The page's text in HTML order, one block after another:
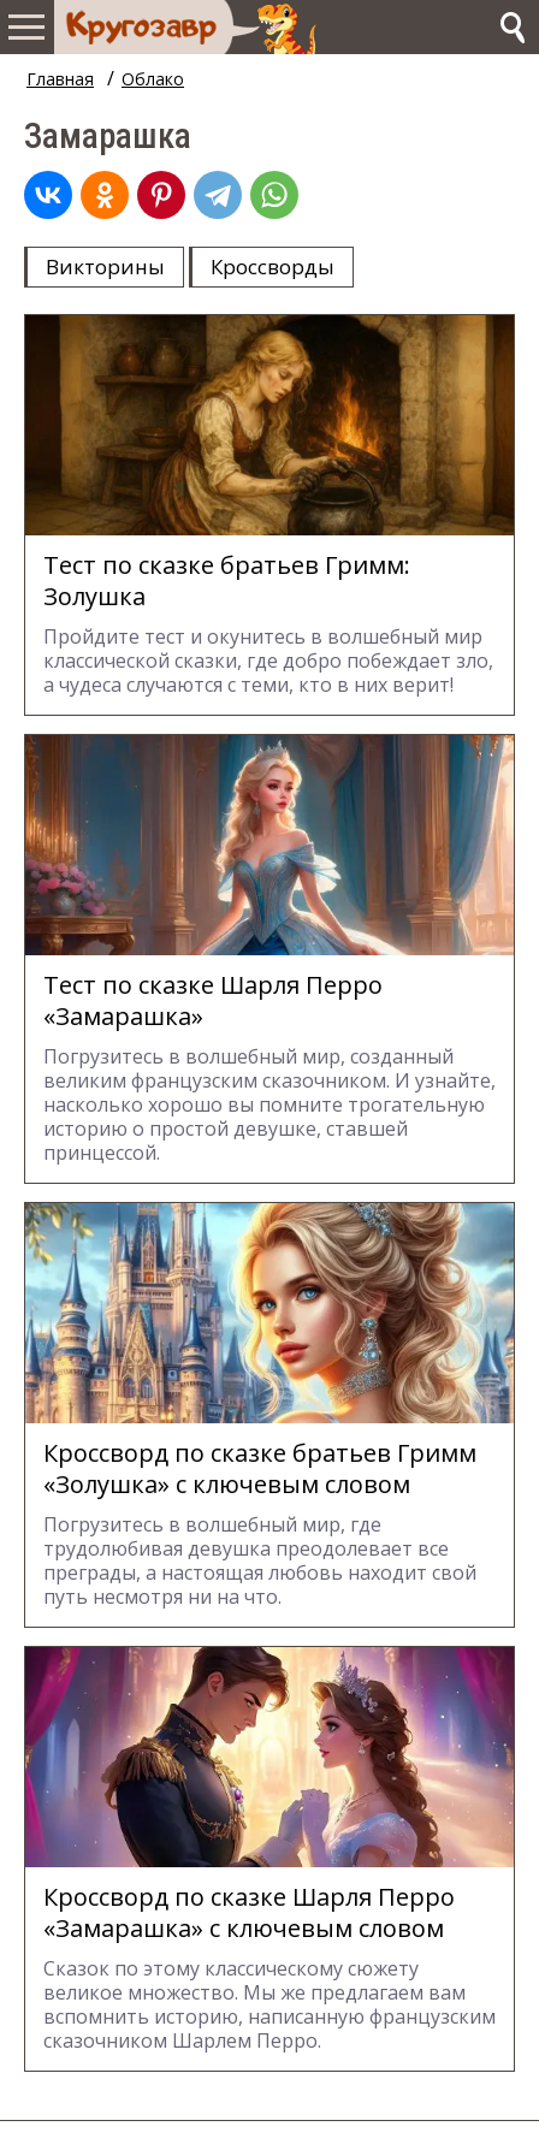
Главная / Облако
Замарашка
Викторины Кроссворды
Тест по сказке братьев Гримм:
Золушка
Пройдите тест и окунитесь в волшебный мир
классической сказки, где добро побеждает зло,
а чудеса случаются с теми, кто в них верит!
Тест по сказке Шарля Перро
«Замарашка»
Погрузитесь в волшебный мир, созданный
великим французским сказочником. И узнайте,
насколько хорошо вы помните трогательную
историю о простой девушке, ставшей
принцессой.
Кроссворд по сказке братьев Гримм
«Золушка» с ключевым словом
Погрузитесь в волшебный мир, где
трудолюбивая девушка преодолевает все
преграды, а настоящая любовь находит свой
путь несмотря ни на что.
Кроссворд по сказке Шарля Перро
«Замарашка» с ключевым словом
Сказок по этому классическому сюжету
великое множество. Мы же предлагаем вам
вспомнить историю, написанную французским
сказочником Шарлем Перро.